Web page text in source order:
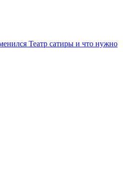
Театр сатиры и что нужно